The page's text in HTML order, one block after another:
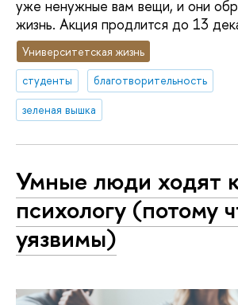
уже ненужные вам вещи, и они
жизнь. Акция продлится до 13
Университетская жизнь
студенты
благотворительность
зеленая вышка
Умные люди ходят
психологу (потому
уязвимы)